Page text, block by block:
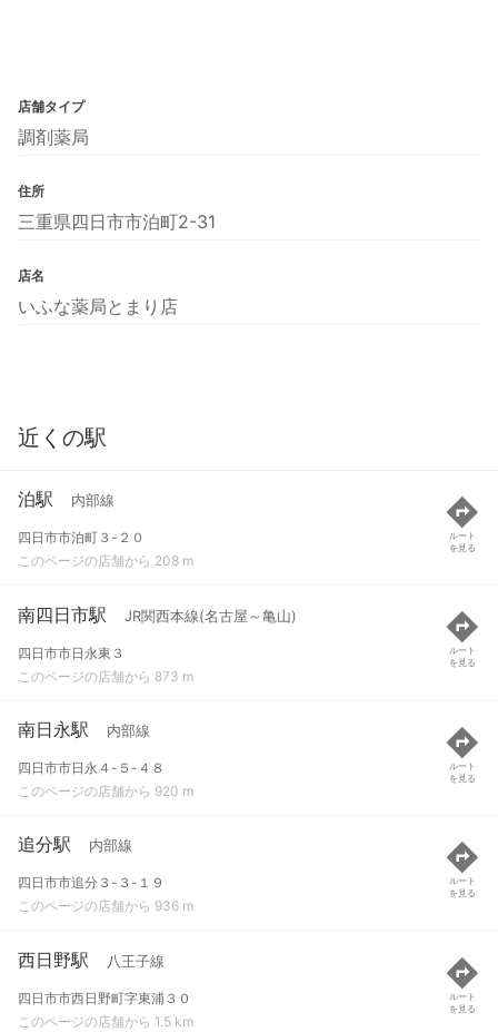
店舗タイプ
調剤薬局
住所
三重県四日市市泊町2-31
店名
いふな薬局とまり店
近くの駅
泊駅 内部線
四日市市泊町３-２０
このページの店舗から 208 m
ルート
を見る
南四日市駅 JR関西本線(名古屋～亀山)
四日市市日永東３
このページの店舗から 873 m
ルート
を見る
南日永駅 内部線
四日市市日永４-５-４８
このページの店舗から 920 m
ルート
を見る
追分駅 内部線
四日市市追分３-３-１９
このページの店舗から 936 m
ルート
を見る
西日野駅 八王子線
四日市市西日野町字東浦３０
このページの店舗から 1.5 km
ルート
を見る